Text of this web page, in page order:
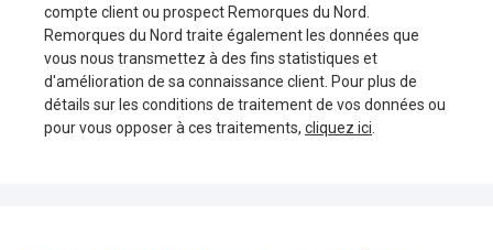
compte client ou prospect Remorques du Nord.
Remorques du Nord traite également les données que
vous nous transmettez à des fins statistiques et
d'amélioration de sa connaissance client. Pour plus de
détails sur les conditions de traitement de vos données ou
pour vous opposer à ces traitements, cliquez ici